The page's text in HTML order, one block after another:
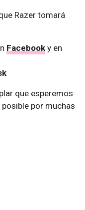
Razer tomará
Facebook y en
que esperemos
por muchas